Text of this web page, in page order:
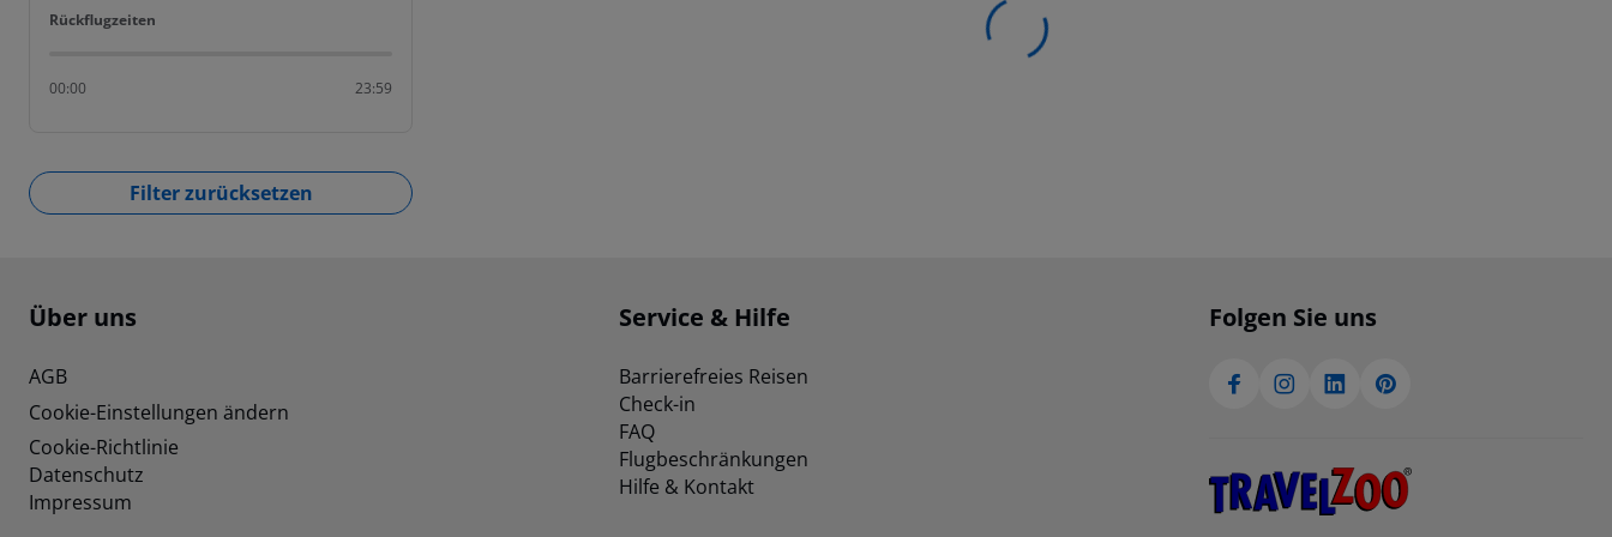
Rückflugzeiten
Rückflugzeiten
00:00 23:59
Filter zurücksetzen
Footer navigation
Über uns
AGB
Cookie-Einstellungen ändern
Cookie-Richtlinie
Datenschutz
Impressum
Service & Hilfe
Barrierefreies Reisen
Check-in
FAQ
Flugbeschränkungen
Hilfe & Kontakt
Folgen Sie uns